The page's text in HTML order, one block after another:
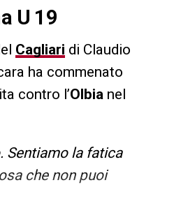
U 19
Cagliari di Claudio
ha commenato
contro l’Olbia nel
Sentiamo la fatica
che non puoi